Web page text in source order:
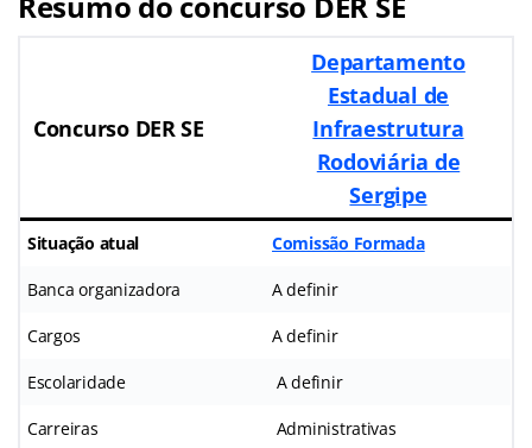
Concurso DER SE
Departamento
Estadual de
Infraestrutura
Rodoviária de
Sergipe
Situação atual Comissão Formada
Banca organizadora A definir
Cargos A definir
Escolaridade A definir
Carreiras Administrativas